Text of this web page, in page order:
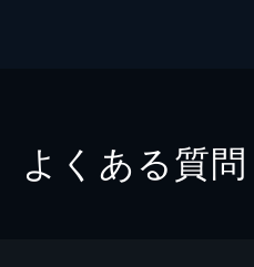
よくある質問